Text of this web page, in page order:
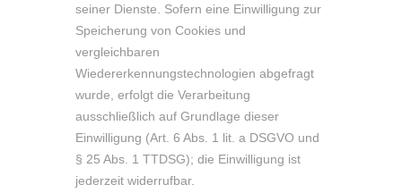
seiner Dienste. Sofern eine Einwilligung zur
Speicherung von Cookies und
vergleichbaren
Wiedererkennungstechnologien abgefragt
wurde, erfolgt die Verarbeitung
ausschließlich auf Grundlage dieser
Einwilligung (Art. 6 Abs. 1 lit. a DSGVO und
§ 25 Abs. 1 TTDSG); die Einwilligung ist
jederzeit widerrufbar.